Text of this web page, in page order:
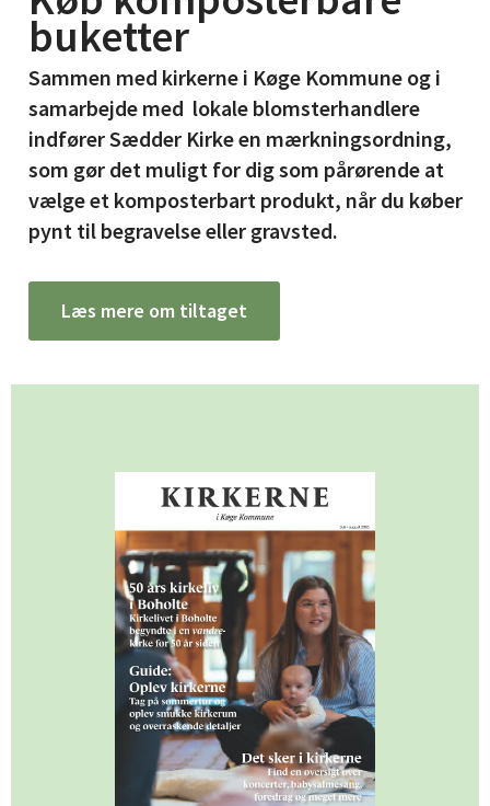
buketter
Sammen med kirkerne i Køge Kommune og i
samarbejde med lokale blomsterhandlere
indfører Sædder Kirke en mærkningsordning,
som gør det muligt for dig som pårørende at
vælge et komposterbart produkt, når du køber
pynt til begravelse eller gravsted.
Læs mere om tiltaget